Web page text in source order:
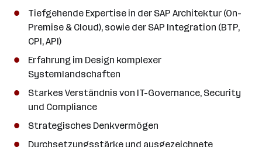
Tiefgehende Expertise in der SAP Architektur (On-
Premise & Cloud), sowie der SAP Integration (BTP,
CPI, API)
Erfahrung im Design komplexer
Systemlandschaften
Starkes Verständnis von IT-Governance, Security
und Compliance
Strategisches Denkvermögen
Durchsetzungsstärke und ausgezeichnete